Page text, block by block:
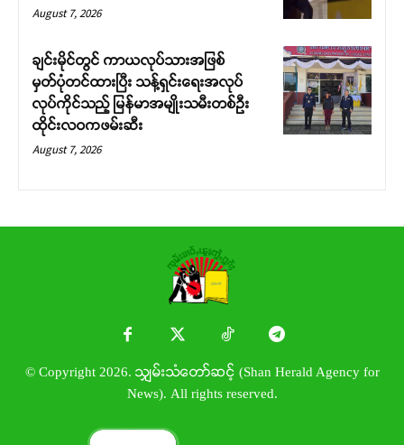
August 7, 2026
ချင်းမိုင်တွင် ကာယလုပ်သားအဖြစ်
မှတ်ပုံတင်ထားပြီး သန့်ရှင်းရေးအလုပ်
လုပ်ကိုင်သည့် မြန်မာအမျိုးသမီးတစ်ဦး
ထိုင်းလဝကဖမ်းဆီး
August 7, 2026
© Copyright 2026. သျှမ်းသံတော်ဆင့် (Shan Herald Agency for
News). All rights reserved.